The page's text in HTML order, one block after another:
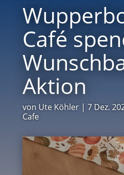
Café
Aktion
von Ute Köhler| 7 Dez.
Cafe